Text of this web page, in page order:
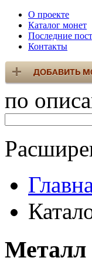
О проекте
Каталог монет
Последние
Контакты
по
Металл